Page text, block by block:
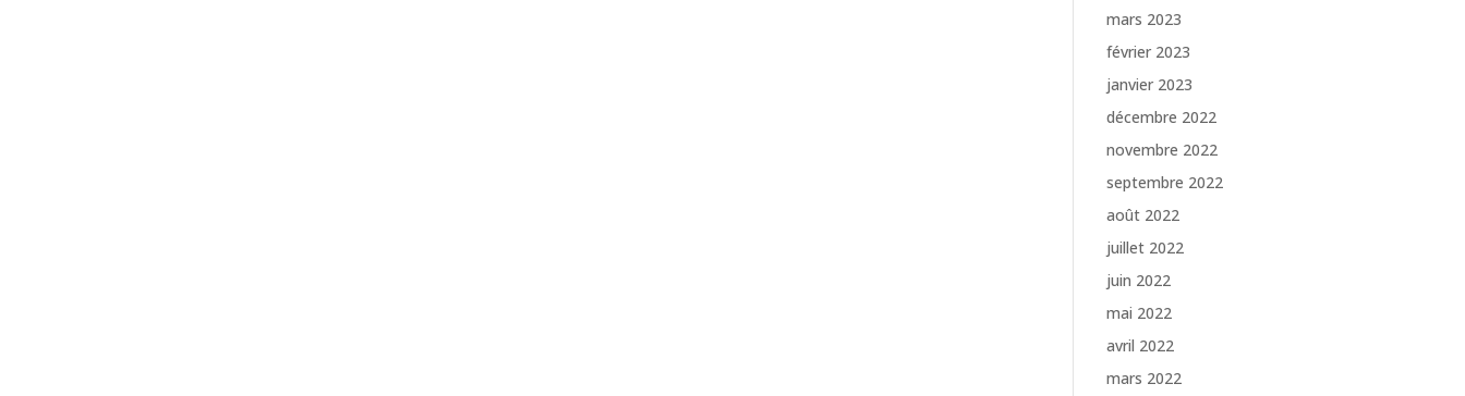
mars 2023
février 2023
janvier 2023
décembre 2022
novembre 2022
septembre 2022
août 2022
juillet 2022
juin 2022
mai 2022
avril 2022
mars 2022